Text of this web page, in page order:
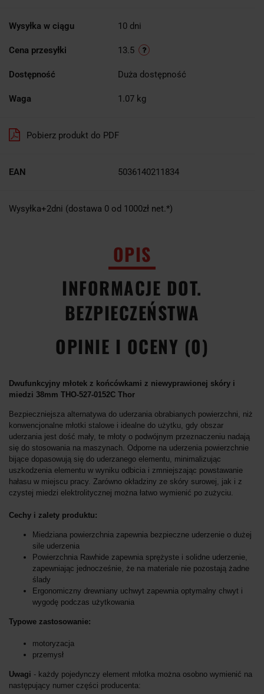
Wysyłka w ciągu 10 dni
Cena przesyłki 13.5
Dostępność Duża dostępność
Waga 1.07 kg
Pobierz produkt do PDF
EAN 5036140211834
Wysyłka+2dni (dostawa 0 od 1000zł net.*)
OPIS
INFORMACJE DOT.
BEZPIECZEŃSTWA
OPINIE I OCENY (0)
Dwufunkcyjny młotek z końcówkami z niewyprawionej skóry i
miedzi 38mm THO-527-0152C Thor
Bezpieczniejsza alternatywa do uderzania obrabianych powierzchni, niż
konwencjonalne młotki stalowe i idealne do użytku, gdy obszar
uderzania jest dość mały, te młoty o podwójnym przeznaczeniu nadają
się do stosowania na maszynach. Odporne na uderzenia powierzchnie
bijące dopasowują się do uderzanego elementu, minimalizując
uszkodzenia elementu w wyniku odbicia i zmniejszając powstawanie
hałasu w miejscu pracy. Zarówno okładziny ze skóry surowej, jak i z
czystej miedzi elektrolitycznej można łatwo wymienić po zużyciu.
Cechy i zalety produktu:
Miedziana powierzchnia zapewnia bezpieczne uderzenie o dużej
sile uderzenia
Powierzchnia Rawhide zapewnia sprężyste i solidne uderzenie,
zapewniając jednocześnie, że na materiale nie pozostają żadne
ślady
Ergonomiczny drewniany uchwyt zapewnia optymalny chwyt i
wygodę podczas użytkowania
Typowe zastosowanie:
motoryzacja
przemysł
Uwagi - każdy pojedynczy element młotka można osobno wymienić na
następujący numer części producenta: